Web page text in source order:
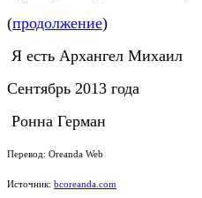
(продолжение)
Я есть Архангел Михаил
Сентябрь 2013 года
Ронна Герман
Перевод: Oreanda Web
Источник: bcoreanda.com